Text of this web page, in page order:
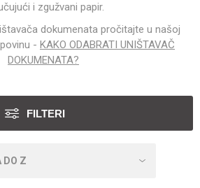
i zgužvani papir.
dokumenata pročitajte u našoj
- KAKO ODABRATI UNIŠTAVAČ
DOKUMENATA?
FILTERI